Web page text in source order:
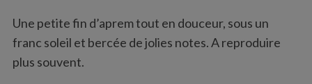
Une petite fin d’aprem tout en douceur, sous un
franc soleil et bercée de jolies notes. A reproduire
plus souvent.